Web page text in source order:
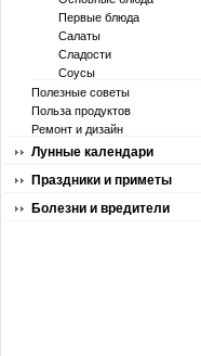
Первые блюда
Салаты
Сладости
Соусы
Полезные советы
Польза продуктов
Ремонт и дизайн
Лунные календари
Праздники и приметы
Болезни и вредители